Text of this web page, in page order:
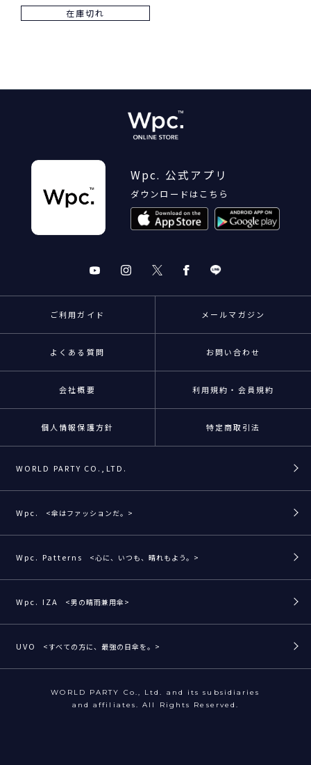
ト対象 送料無料
在庫切れ
Wpc. 公式アプリ
ダウンロードはこちら
ご利用ガイド メールマガジン
よくある質問 お問い合わせ
会社概要 利用規約・会員規約
個人情報保護方針 特定商取引法
WORLD PARTY CO.,LTD.
Wpc. <傘はファッションだ。>
Wpc. Patterns <心に、いつも、晴れもよう。>
Wpc. IZA <男の晴雨兼用傘>
UVO <すべての方に、最強の日傘を。>
WORLD PARTY Co., Ltd. and its subsidiaries
and affiliates. All Rights Reserved.